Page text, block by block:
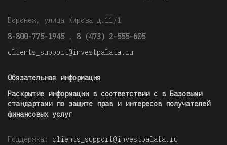
Воронеж, улица Кирова д.11/1
8-800-775-1945 , 8 (473) 2-555-605
clients_support@investpalata.ru
Обязательная информация
Раскрытие информации в соответствии с в Базовыми
стандартами по защите прав и интересов получателей
финансовых услуг
Поддержка: clients_support@investpalata.ru